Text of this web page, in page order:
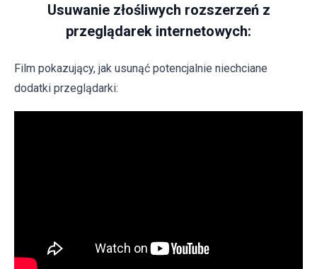
Usuwanie złośliwych rozszerzeń z
przeglądarek internetowych:
Film pokazujący, jak usunąć potencjalnie niechciane
dodatki przeglądarki: